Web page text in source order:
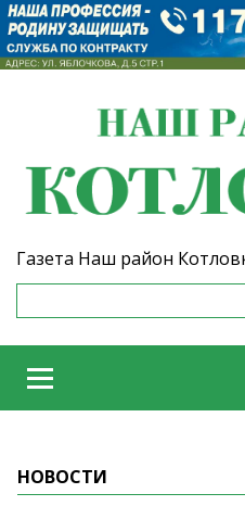
Газета Наш район
НОВОСТИ